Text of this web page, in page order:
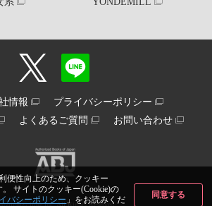
便性向上のため、クッキー
サイトのクッキー(Cookie)の
バシーポリシー 」をお読みくだ
同意する
情報
プライバシーポリシー
よくあるご質問 お問い合わせ
libre inc. All Rights Reserved.